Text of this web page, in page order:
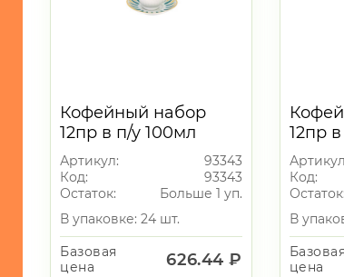
Кухонные
принадлежности
Кондитерские
принадлежности
запекания
Кофейный набор
12пр в п/у 100мл
Артикул:
93343
Код:
93343
Остаток:
Больше 1 уп.
В упаковке: 24 шт.
Базовая
цена
626.44 ₽
12пр
Код:
Остаток:
В
Базовая
цена